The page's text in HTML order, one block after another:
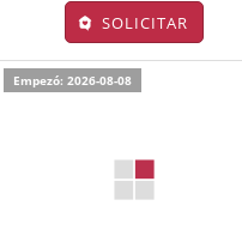
SOLICITAR
Empezó: 2026-08-08